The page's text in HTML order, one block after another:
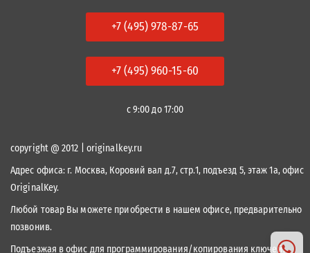
+7 (495) 978-87-65
+7 (495) 960-15-60
с 9:00 до 17:00
copyright @ 2012 | originalkey.ru
Адрес офиса: г. Москва, Коровий вал д.7, стр.1, подъезд 5, этаж 1а, офис
OriginalKey.
Любой товар Вы можете приобрести в нашем офисе, предварительно
позвонив.
Подъезжая в офис для программирования/копирования ключей,